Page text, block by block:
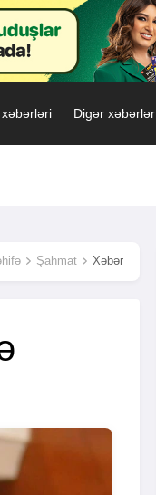
Digər xəbərlər
Şahmat Xəbər